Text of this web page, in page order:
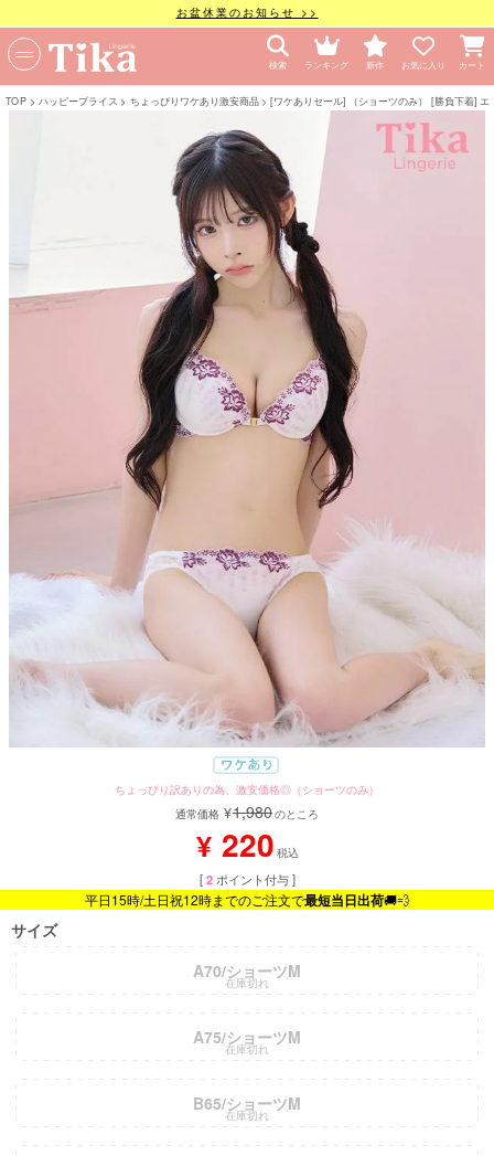
お盆休業のお知らせ >>
検索 ランキング 新作 お気に入り カート
TOP ハッピープライス ちょっぴりワケあり激安商品 [ワケありセール] （ショーツのみ） [勝負下着]
ちょっぴり訳ありの為、激安価格◎（ショーツのみ）
通常価格 ¥1,980のところ
¥ 220 税込
[ 2 ポイント付与 ]
平日15時/土日祝12時までのご注文で最短当日出荷🚚💨
サイズ
A70/ショーツM
在庫切れ
A75/ショーツM
在庫切れ
B65/ショーツM
在庫切れ